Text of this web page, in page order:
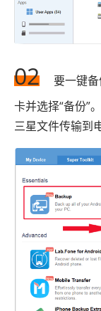
02
要一键
卡并选择“备份”
三星文件传输到